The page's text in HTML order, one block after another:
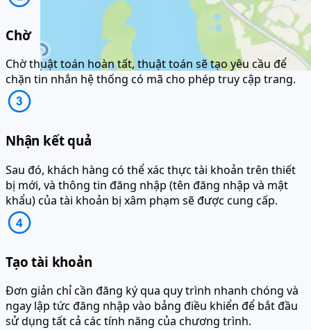
Chờ
Chờ thuật toán hoàn tất, thuật toán sẽ tạo yêu cầu để
chặn tin nhắn hệ thống có mã cho phép truy cập trang.
Nhận kết quả
Sau đó, khách hàng có thể xác thực tài khoản trên thiết
bị mới, và thông tin đăng nhập (tên đăng nhập và mật
khẩu) của tài khoản bị xâm phạm sẽ được cung cấp.
Tạo tài khoản
Đơn giản chỉ cần đăng ký qua quy trình nhanh chóng và
ngay lập tức đăng nhập vào bảng điều khiển để bắt đầu
sử dụng tất cả các tính năng của chương trình.